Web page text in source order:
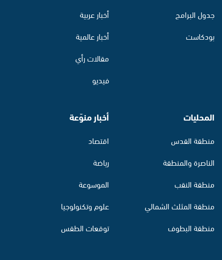
جدول البرامج
بودكاست
أخبار عربية
أخبار عالمية
مقالات رأي
فيديو
المحليات
منطقة القدس
الناصرة والمنطقة
منطقة النقب
منطقة المثلث الشمالي
منطقة البطوف
أخبار منوّعة
اقتصاد
رياضة
الموسوعة
علوم وتكنولوجيا
توقعات الطقس